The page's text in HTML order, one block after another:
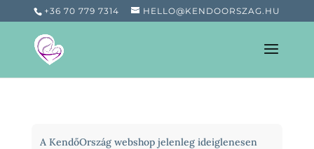
+36 70 779 7314 HELLO@KENDOORSZAG.HU
A KendőOrszág webshop jelenleg ideiglenesen